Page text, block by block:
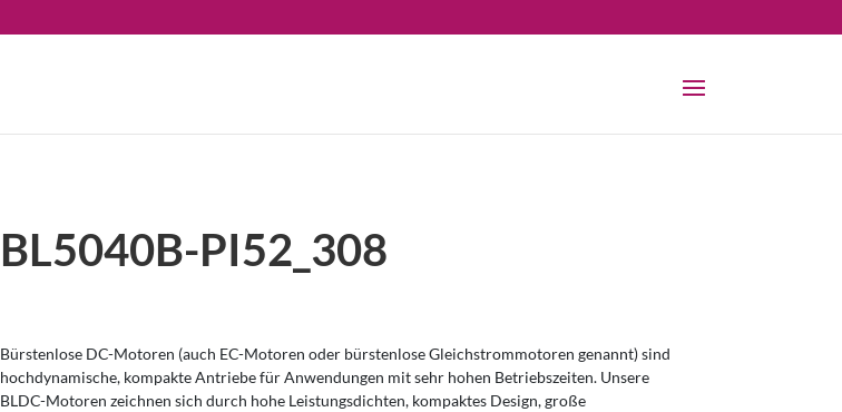
BL5040B-PI52_308
Bürstenlose DC-Motoren (auch EC-Motoren oder bürstenlose Gleichstrommotoren genannt) sind
hochdynamische, kompakte Antriebe für Anwendungen mit sehr hohen Betriebszeiten. Unsere
BLDC-Motoren zeichnen sich durch hohe Leistungsdichten, kompaktes Design, große